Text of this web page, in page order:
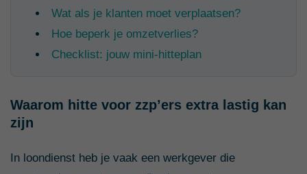
Wat als je klanten moet verplaatsen?
Hoe beperk je omzetverlies?
Checklist: jouw mini-hitteplan
Waarom hitte voor zzp’ers extra lastig kan
zijn
In loondienst heb je vaak een werkgever die